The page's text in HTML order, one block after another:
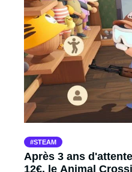
STEAM
Après 3 ans
12€, le Animal